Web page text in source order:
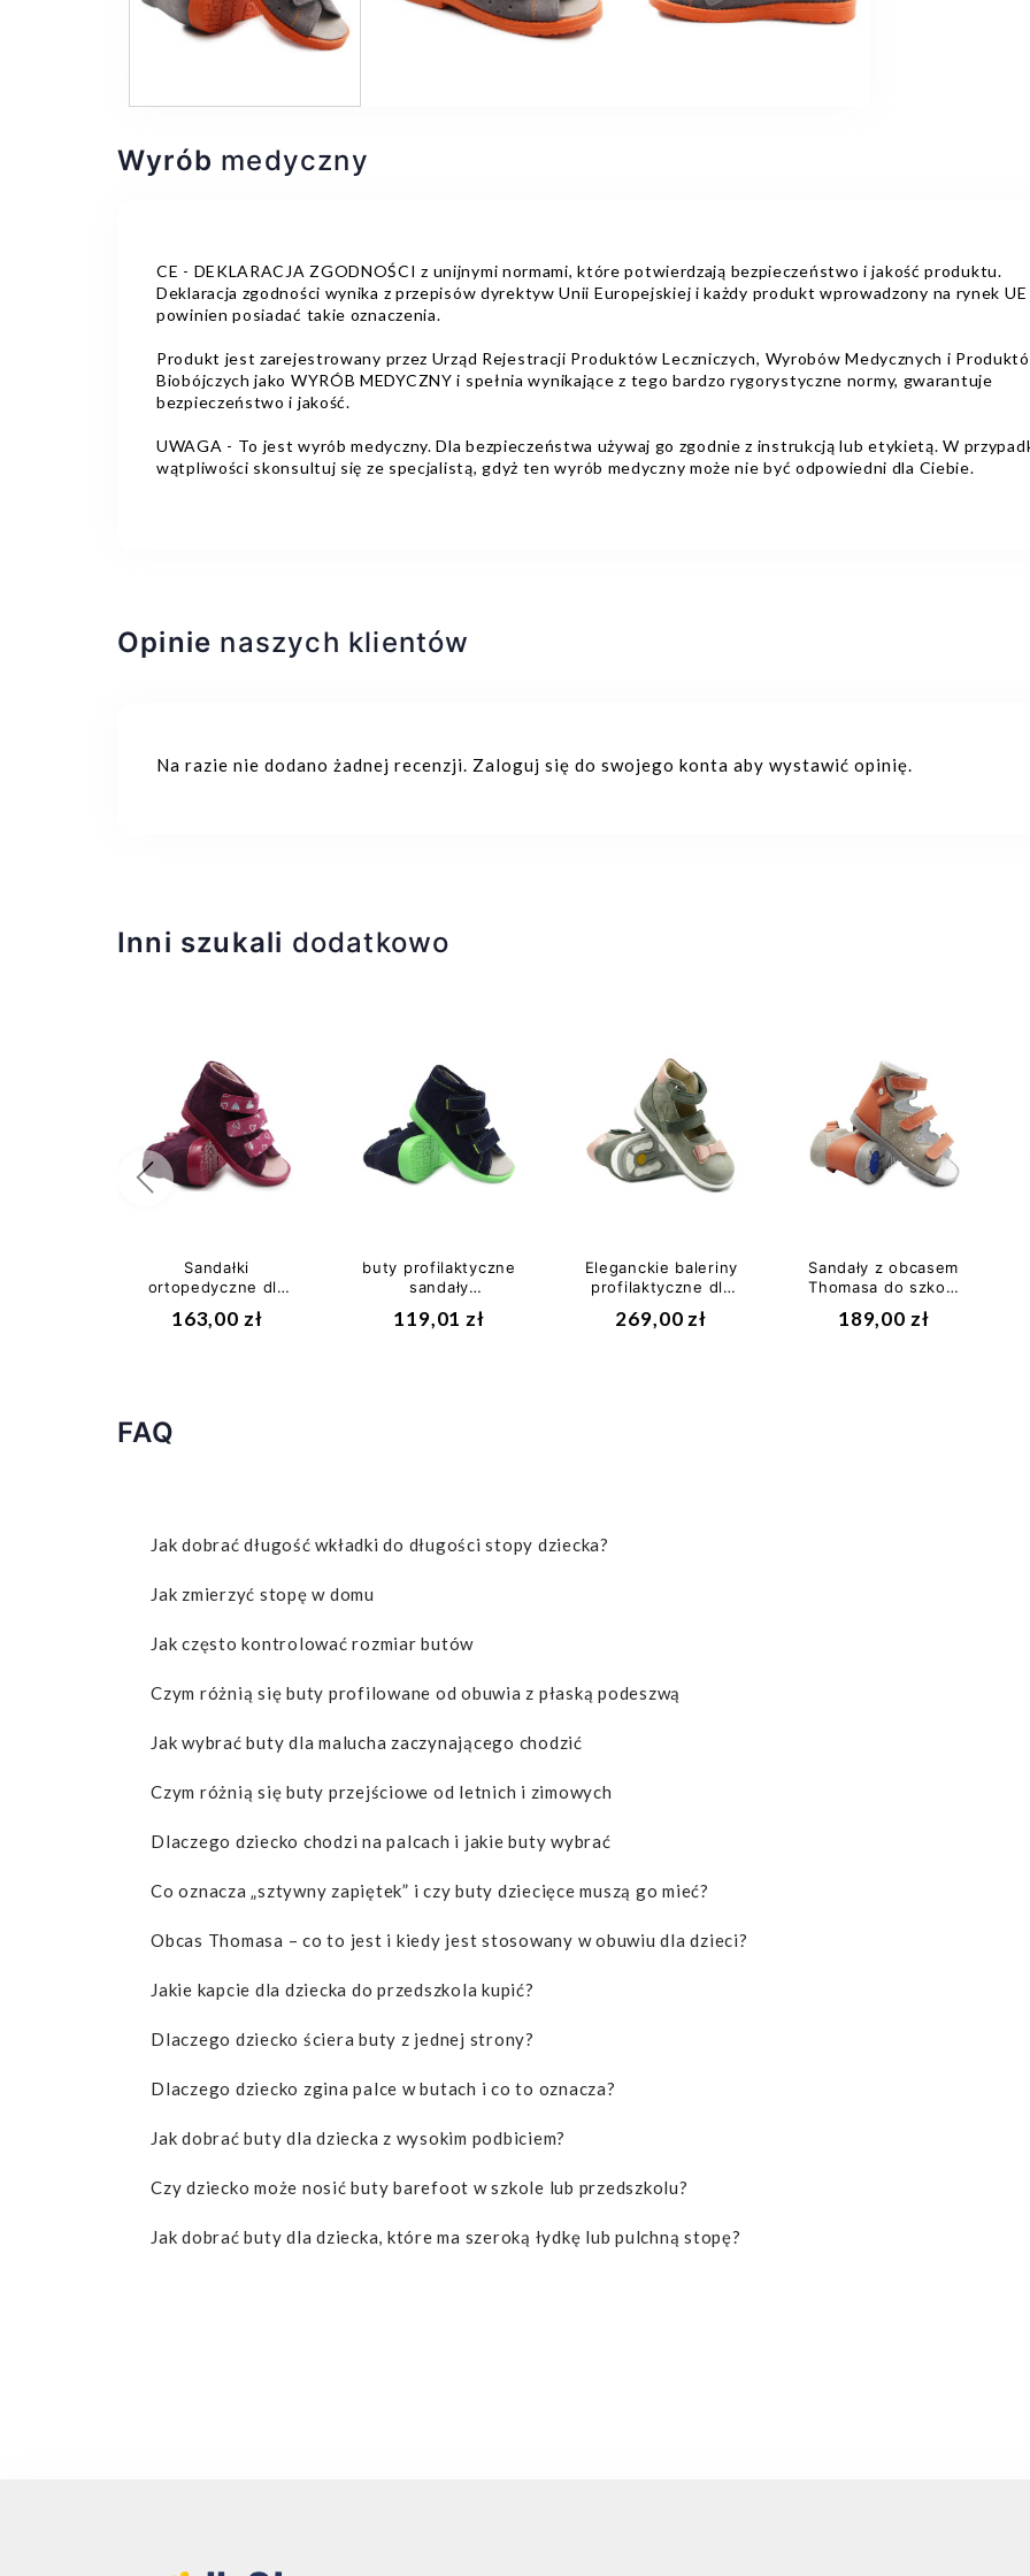
Wyrób medyczny
CE - DEKLARACJA ZGODNOŚCI z unijnymi normami, które potwierdzają bezpieczeństwo i jakość produktu.
Deklaracja zgodności wynika z przepisów dyrektyw Unii Europejskiej i każdy produkt wprowadzony na rynek UE
powinien posiadać takie oznaczenia.
Produkt jest zarejestrowany przez Urząd Rejestracji Produktów Leczniczych, Wyrobów Medycznych i
Biobójczych jako WYRÓB MEDYCZNY i spełnia wynikające z tego bardzo rygorystyczne normy, gwarantuje
bezpieczeństwo i jakość.
UWAGA - To jest wyrób medyczny. Dla bezpieczeństwa używaj go zgodnie z instrukcją lub etykietą. W
wątpliwości skonsultuj się ze specjalistą, gdyż ten wyrób medyczny może nie być odpowiedni dla Ciebie.
Opinie naszych klientów
Na razie nie dodano żadnej recenzji. Zaloguj się do swojego konta aby wystawić opinię.
Inni szukali dodatkowo
Sandałki
ortopedyczne dla
przedszkola z
163,00 zł
buty profilaktyczne
sandały
dawid
119,01 zł
Eleganckie baleriny
profilaktyczne dla
lato do...
269,00 zł
Sandały z obcasem
Thomasa do szkoły
86803-022
189,00 zł
Poprzedni
FAQ
Jak dobrać długość wkładki do długości stopy dziecka?
Jak zmierzyć stopę w domu
Jak często kontrolować rozmiar butów
Czym różnią się buty profilowane od obuwia z płaską podeszwą
Jak wybrać buty dla malucha zaczynającego chodzić
Czym różnią się buty przejściowe od letnich i zimowych
Dlaczego dziecko chodzi na palcach i jakie buty wybrać
Co oznacza „sztywny zapiętek” i czy buty dziecięce muszą go mieć?
Obcas Thomasa – co to jest i kiedy jest stosowany w obuwiu dla dzieci?
Jakie kapcie dla dziecka do przedszkola kupić?
Dlaczego dziecko ściera buty z jednej strony?
Dlaczego dziecko zgina palce w butach i co to oznacza?
Jak dobrać buty dla dziecka z wysokim podbiciem?
Czy dziecko może nosić buty barefoot w szkole lub przedszkolu?
Jak dobrać buty dla dziecka, które ma szeroką łydkę lub pulchną stopę?